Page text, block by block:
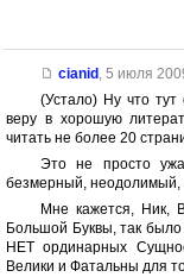
cianid , 5 июля
(Устало) Ну что
веру в хорошую
читать не более 20
Это не просто
безмерный, неодолимый,
Мне кажется, Ник,
Большой Буквы, так
НЕТ ординарных
Велики и Фатальны для